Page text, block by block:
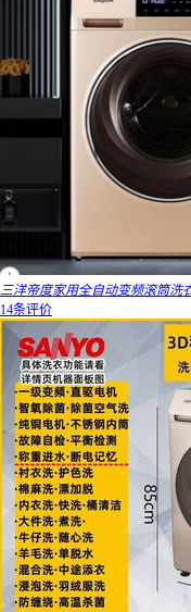
三洋帝度家用全自动变频滚筒洗
14条评价